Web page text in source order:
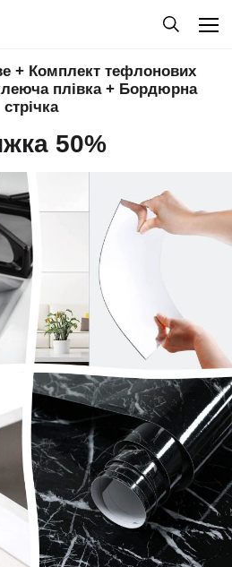
+ Комплект тефлонових
плівка + Бордюрна
стрічка
50%